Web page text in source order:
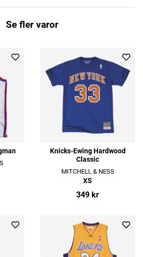
Se fler varor
Knicks-Ewing Hardwood
Classic
MITCHELL & NESS
XS
349 kr